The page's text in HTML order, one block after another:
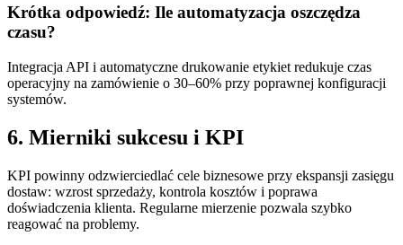
Krótka odpowiedź: Ile automatyzacja oszczędza
czasu?
Integracja API i automatyczne drukowanie etykiet redukuje czas
operacyjny na zamówienie o 30–60% przy poprawnej konfiguracji
systemów.
6. Mierniki sukcesu i KPI
KPI powinny odzwierciedlać cele biznesowe przy ekspansji zasięgu
dostaw: wzrost sprzedaży, kontrola kosztów i poprawa
doświadczenia klienta. Regularne mierzenie pozwala szybko
reagować na problemy.